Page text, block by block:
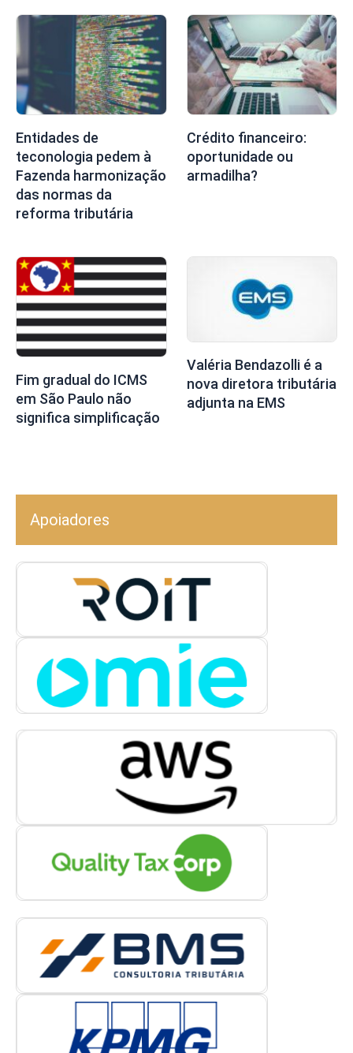
Entidades de
teconologia pedem à
Fazenda harmonização
das normas da
reforma tributária
Crédito financeiro:
oportunidade ou
armadilha?
Fim gradual do ICMS
em São Paulo não
significa simplificação
Valéria Bendazolli é a
nova diretora tributária
adjunta na EMS
Apoiadores